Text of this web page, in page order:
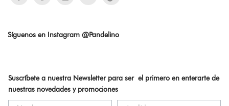
Síguenos en Instagram @Pandelino
Suscríbete a nuestra Newsletter para ser el primero en enterarte de
nuestras novedades y promociones